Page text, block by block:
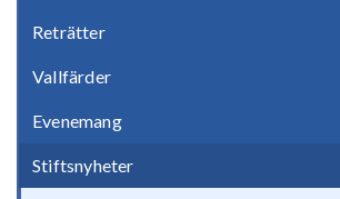
Reträtter
Vallfärder
Evenemang
Stiftsnyheter